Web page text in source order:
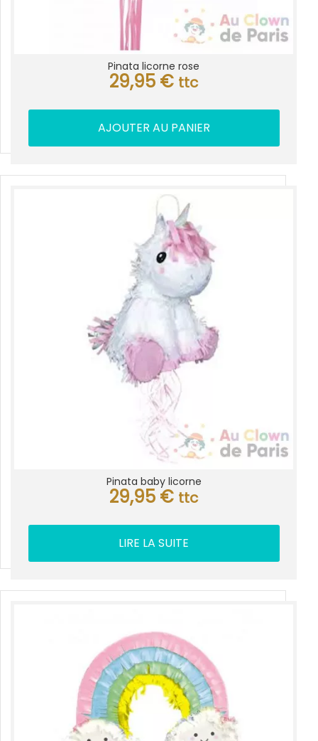
Pinata licorne rose
29,95 € ttc
AJOUTER AU PANIER
Pinata baby licorne
29,95 € ttc
LIRE LA SUITE